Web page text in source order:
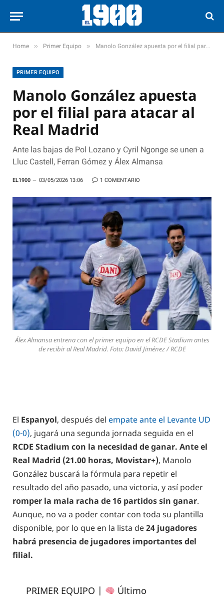
Home » Primer Equipo » Manolo González apuesta por el filial para atacar al Real Madrid
PRIMER EQUIPO
Manolo González apuesta
por el filial para atacar al
Real Madrid
Ante las bajas de Pol Lozano y Cyril Ngonge se unen a
Lluc Castell, Ferran Gómez y Álex Almansa
EL1900 03/05/2026 13:06 1 COMENTARIO
Álex Almansa entrena con el primer equipo en el RCDE Stadium antes
de recibir al Real Madrid. Foto: David Jiménez / RCDE
El Espanyol, después del empate ante el Levante UD
(0-0), jugará una segunda jornada seguida en el
RCDE Stadium con la necesidad de ganar. Ante el
Real Madrid (21.00 horas, Movistar+), Manolo
González buscará la fórmula para repetir el
resultado del año pasado, una victoria, y así poder
romper la mala racha de 16 partidos sin ganar.
Aunque, no va a poder contar con toda su plantilla
disponible, por lo que en la lista de24 jugadores
habrá presencia de jugadores importantes del
filial.
PRIMER EQUIPO |
Último